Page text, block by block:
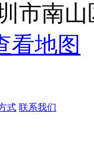
市南
看地图
式 联系我们